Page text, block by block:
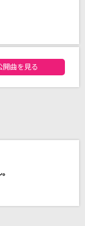
ニメバー
ング
開曲を見る